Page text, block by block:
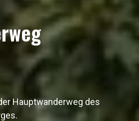
Hauptwanderweg des